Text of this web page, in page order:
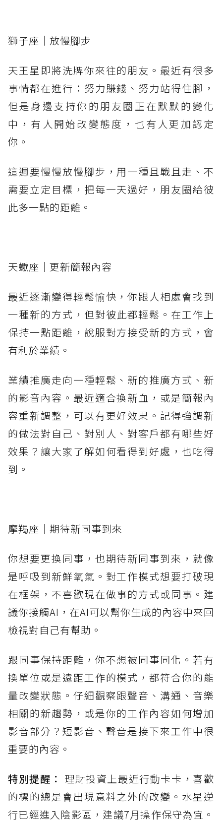
獅子座｜放慢腳步
天王星即將洗牌你來往的朋友。最近有很多
事情都在進行：努力賺錢、努力站得住腳，
但是身邊支持你的朋友圈正在默默的變化
中，有人開始改變態度，也有人更加認定
你。
這週要慢慢放慢腳步，用一種且戰且走、不
需要立定目標，把每一天過好，朋友圈給彼
此多一點的距離。
天蠍座｜更新簡報內容
最近逐漸變得輕鬆愉快，你跟人相處會找到
一種新的方式，但對彼此都輕鬆。在工作上
保持一點距離，說服對方接受新的方式，會
有利於業績。
業績推廣走向一種輕鬆、新的推廣方式、新
的影音內容。最近適合換新血，或是簡報內
容重新調整，可以有更好效果。記得強調新
的做法對自己、對別人、對客戶都有哪些好
效果？讓大家了解如何看得到好處，也吃得
到。
摩羯座｜期待新同事到來
你想要更換同事，也期待新同事到來，就像
是呼吸到新鮮氧氣。對工作模式想要打破現
在框架，不喜歡現在做事的方式或同事。建
議你接觸AI，在AI可以幫你生成的內容中來回
檢視對自己有幫助。
跟同事保持距離，你不想被同事同化。若有
換單位或是遠距工作的模式，都符合你的能
量改變狀態。仔細觀察跟聲音、溝通、音樂
相關的新趨勢，或是你的工作內容如何增加
影音部分？短影音、聲音是接下來工作中很
重要的內容。
特別提醒： 理財投資上最近行動卡卡，喜歡
的標的總是會出現意料之外的改變。水星逆
行已經進入陰影區，建議7月操作保守為宜。